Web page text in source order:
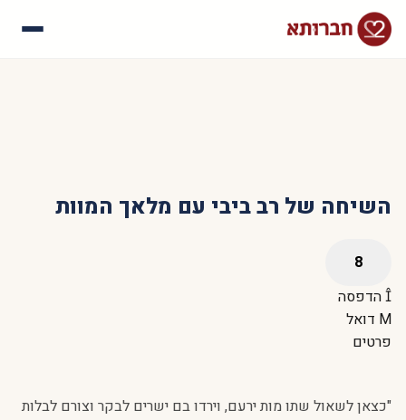
השיחה של רב ביבי עם מלאך המוות
הדפסה
דואל
פרטים
"כצאן לשאול שתו מות ירעם, וירדו בם ישרים לבקר וצורם לבלות